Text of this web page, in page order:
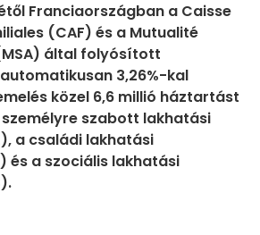
Franciaországban a Caisse
(CAF) és a Mutualité
által folyósított
3,26%-kal
közel 6,6 millió háztartást
szabott lakhatási
a családi lakhatási
és a szociális lakhatási